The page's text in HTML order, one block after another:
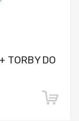
TORBY DO